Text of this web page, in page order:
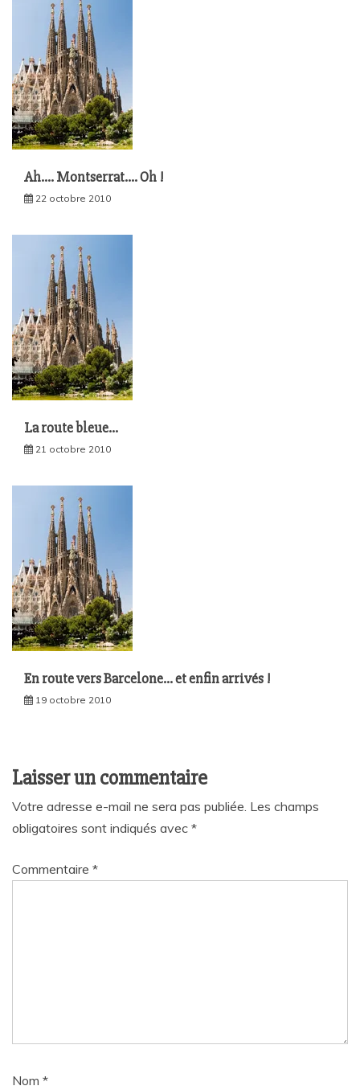
Ah…. Montserrat…. Oh !
22 octobre 2010
La route bleue…
21 octobre 2010
En route vers Barcelone… et enfin arrivés !
19 octobre 2010
Laisser un commentaire
Votre adresse e-mail ne sera pas publiée. Les champs
obligatoires sont indiqués avec *
Commentaire *
Nom *